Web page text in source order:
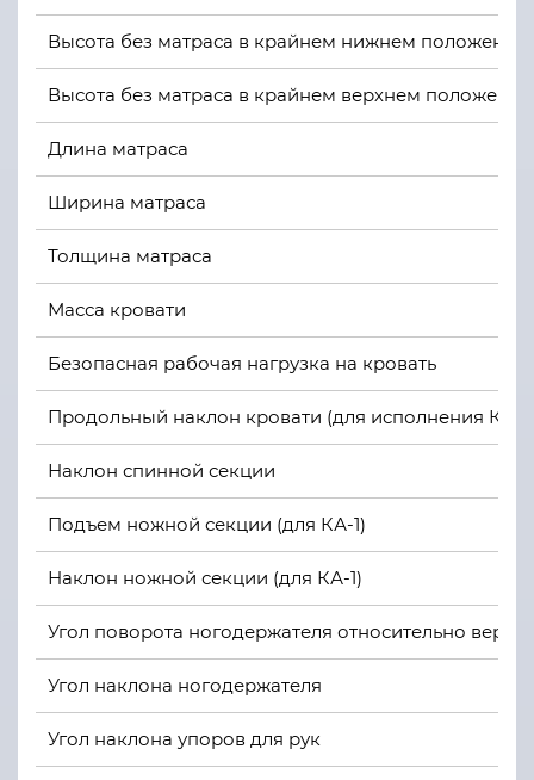
Высота без матраса в крайнем нижнем положении
Высота без матраса в крайнем верхнем положении
Длина матраса
Ширина матраса
Толщина матраса
Масса кровати
Безопасная рабочая нагрузка на кровать
Продольный наклон кровати (для исполнения КА-
Наклон спинной секции
Подъем ножной секции (для КА-1)
Наклон ножной секции (для КА-1)
Угол поворота ногодержателя относительно
Угол наклона ногодержателя
Угол наклона упоров для рук